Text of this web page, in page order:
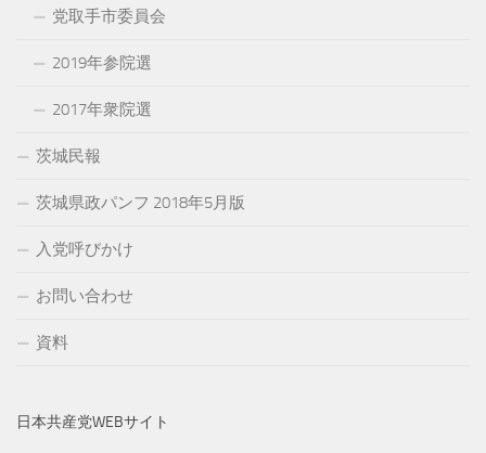
党取手市委員会
2019年参院選
2017年衆院選
茨城民報
茨城県政パンフ 2018年5月版
入党呼びかけ
お問い合わせ
資料
日本共産党WEBサイト